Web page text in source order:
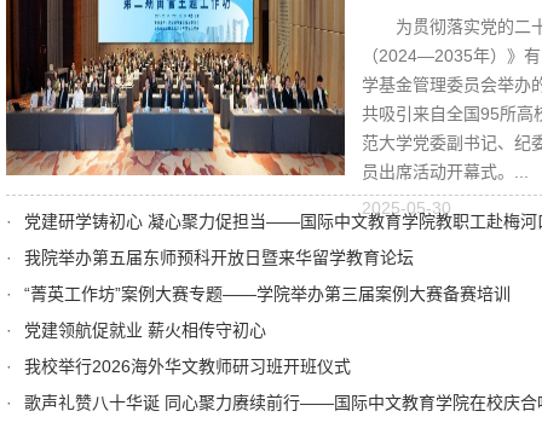
为贯彻落实党的二
（2024—2035年）》
学基金管理委员会举办
共吸引来自全国95所高
范大学党委副书记、纪
员出席活动开幕式。...
2025-05-30
党建研学铸初心 凝心聚力促担当——国际中文教育学院教职工赴梅河
我院举办第五届东师预科开放日暨来华留学教育论坛
“菁英工作坊”案例大赛专题——学院举办第三届案例大赛备赛培训
党建领航促就业 薪火相传守初心
我校举行2026海外华文教师研习班开班仪式
歌声礼赞八十华诞 同心聚力赓续前行——国际中文教育学院在校庆合